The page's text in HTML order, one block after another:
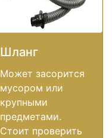
Шланг
Может засорится
мусором или
крупными
предметами.
Стоит проверить